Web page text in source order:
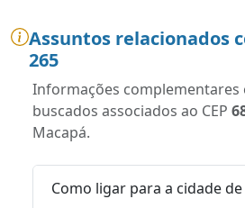
Assuntos relacionados
265
Informações complementares
buscados associados ao CEP
Macapá.
Como ligar para a cidade de